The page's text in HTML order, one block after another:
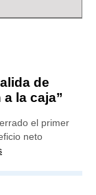
de
la caja”
el primer
neto